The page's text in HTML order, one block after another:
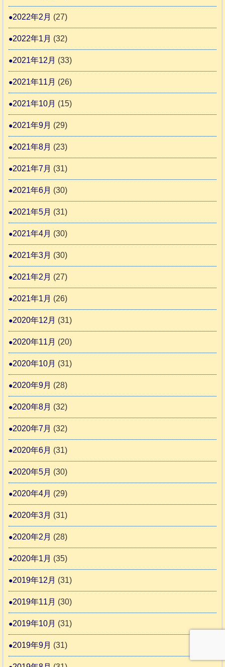
2022年2月 (27)
2022年1月 (32)
2021年12月 (33)
2021年11月 (26)
2021年10月 (15)
2021年9月 (29)
2021年8月 (23)
2021年7月 (31)
2021年6月 (30)
2021年5月 (31)
2021年4月 (30)
2021年3月 (30)
2021年2月 (27)
2021年1月 (26)
2020年12月 (31)
2020年11月 (20)
2020年10月 (31)
2020年9月 (28)
2020年8月 (32)
2020年7月 (32)
2020年6月 (31)
2020年5月 (30)
2020年4月 (29)
2020年3月 (31)
2020年2月 (28)
2020年1月 (35)
2019年12月 (31)
2019年11月 (30)
2019年10月 (31)
2019年9月 (31)